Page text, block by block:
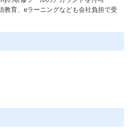
教育、eラーニングなども会社負担で受